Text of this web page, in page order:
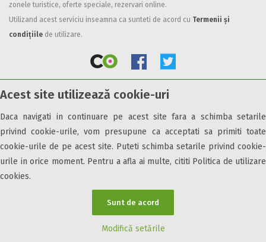
Acest site utilizează cookie-uri
Daca navigati in continuare pe acest site fara a schimba setarile
privind cookie-urile, vom presupune ca acceptati sa primiti toate
cookie-urile de pe acest site. Puteti schimba setarile privind cookie-
urile in orice moment. Pentru a afla ai multe, cititi Politica de utilizare
cookies.
Sunt de acord
Modifică setările
Internet wireless
Parcare
All inclusive
Pensiune completa
Demipensiune
Mic dejun
Accepta animale
Accepta voucher vacanta
Acces persoane cu dizabilități
zonele turistice, oferte speciale, rezervari online.
Utilizand acest serviciu inseamna ca sunteti de acord cu Termenii și
condițiile de utilizare.
Obiective turistice Informații utile Parteneri Cazare7 Harta Cazare7